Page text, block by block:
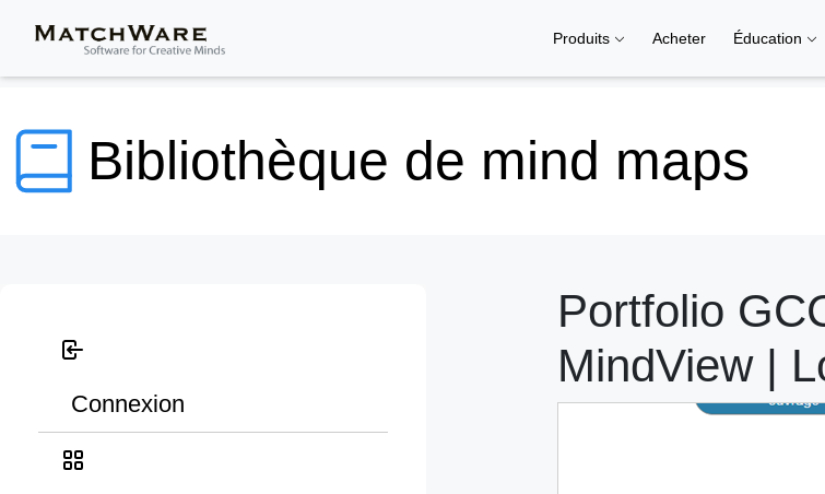
Produits Acheter Éducation
Bibliothèque de mind maps
Connexion
Portfolio
MindView |